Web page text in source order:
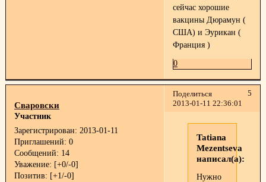
сейчас хорошие
вакцины Дюрамун (
США) и Эурикан (
Франция )
0
Поделиться
5
2013-01-11 22:36:01
Сваровски
Участник
Зарегистрирован: 2013-01-11
Приглашений: 0
Сообщений: 14
Уважение: [+0/-0]
Позитив: [+1/-0]
Tatiana
Mezentseva
написал(а):
Нужно